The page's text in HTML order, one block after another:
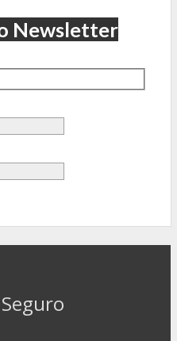
Newsletter